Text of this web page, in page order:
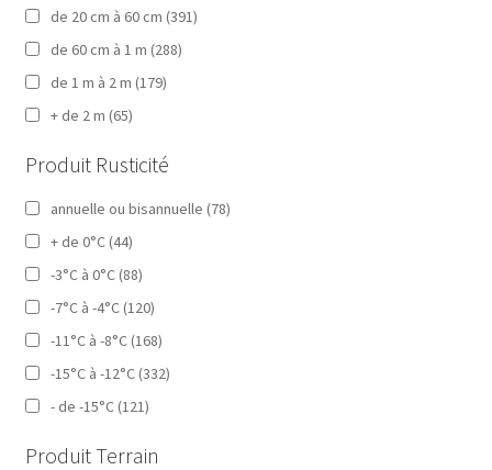
de 20 cm à 60 cm (391)
de 60 cm à 1 m (288)
de 1 m à 2 m (179)
+ de 2 m (65)
Produit Rusticité
annuelle ou bisannuelle (78)
+ de 0°C (44)
-3°C à 0°C (88)
-7°C à -4°C (120)
-11°C à -8°C (168)
-15°C à -12°C (332)
- de -15°C (121)
Produit Terrain